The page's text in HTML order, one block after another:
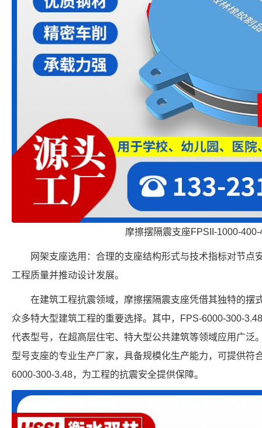
摩擦摆隔震支座FPSII-1000-400-
网架支座选用：合理的支座结构形式与技术指标对节点
工程质量并推动设计发展。
在建筑工程抗震领域，摩擦摆隔震支座凭借其独特的摆
众多特大型建筑工程的重要选择。其中，FPS-6000-300-
代表型号，在超高层住宅、特大型公共建筑等领域应用广泛
型号支座的专业生产厂家，具备规模化生产能力，可提供符
6000-300-3.48，为工程的抗震安全提供保障。